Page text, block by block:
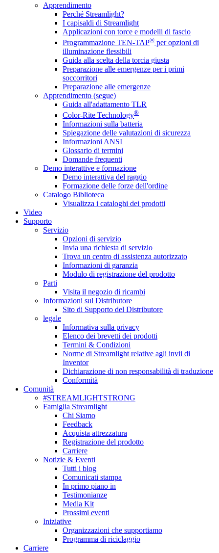
Apprendimento
Perché Streamlight?
I capisaldi di Streamlight
Applicazioni con torce e modelli di fascio
Programmazione TEN-TAP® per opzioni di
illuminazione flessibili
Guida alla scelta della torcia giusta
Preparazione alle emergenze per i primi
soccorritori
Preparazione alle emergenze
Apprendimento (segue)
Guida all'adattamento TLR
Color-Rite Technology®
Informazioni sulla batteria
Spiegazione delle valutazioni di sicurezza
Informazioni ANSI
Glossario di termini
Domande frequenti
Demo interattive e formazione
Demo interattiva del raggio
Formazione delle forze dell'ordine
Catalogo Biblioteca
Visualizza i cataloghi dei prodotti
Video
Supporto
Servizio
Opzioni di servizio
Invia una richiesta di servizio
Trova un centro di assistenza autorizzato
Informazioni di garanzia
Modulo di registrazione del prodotto
Parti
Visita il negozio di ricambi
Informazioni sul Distributore
Sito di Supporto del Distributore
legale
Informativa sulla privacy
Elenco dei brevetti dei prodotti
Termini & Condizioni
Norme di Streamlight relative agli invii di
Inventor
Dichiarazione di non responsabilità di traduzione
Conformità
Comunità
#STREAMLIGHTSTRONG
Famiglia Streamlight
Chi Siamo
Feedback
Acquista attrezzatura
Registrazione del prodotto
Carriere
Notizie & Eventi
Tutti i blog
Comunicati stampa
In primo piano in
Testimonianze
Media Kit
Prossimi eventi
Iniziative
Organizzazioni che supportiamo
Programma di riciclaggio
Carriere